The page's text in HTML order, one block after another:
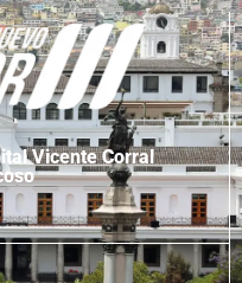
Vicente Corral